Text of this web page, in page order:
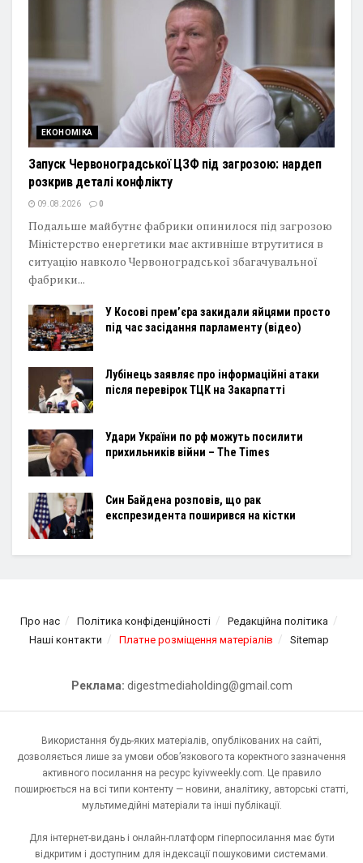
ЕКОНОМІКА
Запуск Червоноградської ЦЗФ під загрозою: нардеп
розкрив деталі конфлікту
09.08.2026 0
Подальше майбутнє фабрики опинилося під загрозою
Міністерство енергетики має активніше втрутитися в
ситуацію навколо Червоноградської збагачувальної
фабрики...
У Косові прем’єра закидали яйцями просто
під час засідання парламенту (відео)
Лубінець заявляє про інформаційні атаки
після перевірок ТЦК на Закарпатті
Удари України по рф можуть посилити
прихильників війни – The Times
Син Байдена розповів, що рак
експрезидента поширився на кістки
Про нас Політика конфіденційності
Редакційна політика
Наші контакти
Платне розміщення матеріалів Sitemap
Реклама: digestmediaholding@gmail.com
Використання будь-яких матеріалів, опублікованих на сайті,
дозволяється лише за умови обов’язкового та коректного зазначення
активного посилання на ресурс kyivweekly.com. Це правило
поширюється на всі типи контенту — новини, аналітику, авторські статті,
мультимедійні матеріали та інші публікації.
Для інтернет-видань і онлайн-платформ гіперпосилання має бути
відкритим і доступним для індексації пошуковими системами.